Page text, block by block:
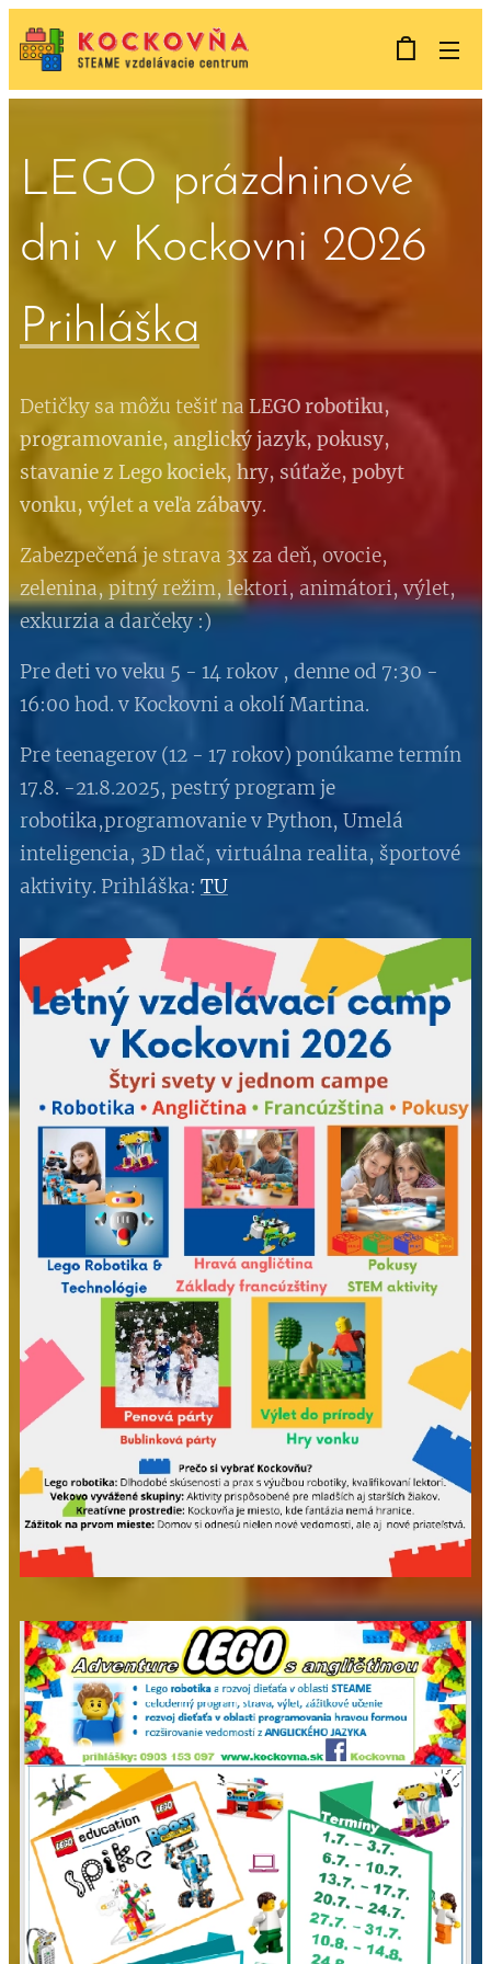
LEGO prázdninové
dni v Kockovni 2026
Prihláška
Detičky sa môžu tešiť na LEGOrobotiku,
programovanie, anglický jazyk, pokusy,
stavanie z Lego kociek, hry, súťaže, pobyt
vonku, výlet a veľa zábavy.
Zabezpečená je strava 3x za deň, ovocie,
zelenina, pitný režim, lektori, animátori, výlet,
exkurzia a darčeky :)
Pre deti vo veku 5 - 14 rokov , denne od 7:30 -
16:00 hod. v Kockovni a okolí Martina.
Pre teenagerov (12 - 17 rokov) ponúkame termín
17.8. -21.8.2025, pestrý program je
robotika,programovanie v Python, Umelá
inteligencia, 3D tlač, virtuálna realita, športové
aktivity. Prihláška: TU